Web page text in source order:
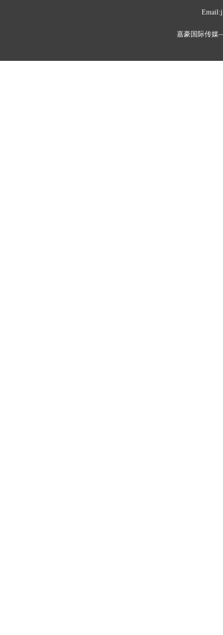
嘉豪国际传媒